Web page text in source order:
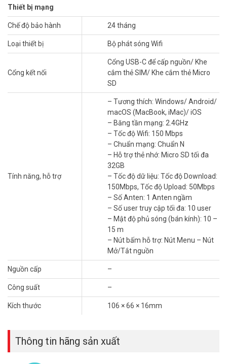
“Sức mạnh” 4G LTE trong lòng bàn tay
Với công nghệ 4G LTE tiên tiến, TP-Link M7350 mang đến tốc độ kết
nối Internet “vượt trội”, cho phép bạn tải xuống, tải lên, xem phim,
chơi game trực tuyến một cách mượt mà, không giật lag.
Thiết bị nhỏ gọn này có thể dễ dàng bỏ túi, giúp bạn kết nối Internet
mọi lúc mọi nơi, dù bạn đang ở quán cà phê, du lịch, hay công tác
Kết nối “dễ dàng”, chia sẻ “mọi lúc”
TP-Link M7350 có cách sử dụng “cực kỳ đơn giản”. Bạn chỉ cần lắp
SIM 4G, bật nguồn là có thể kết nối Internet ngay lập tức.
Thiết bị mạng
Chế độ bảo hành 24 tháng
Loại thiết bị Bộ phát sóng Wifi
Cổng kết nối
Cổng USB-C để cấp nguồn/ Khe
cắm thẻ SIM/ Khe cắm thẻ Micro
SD
Tính năng, hỗ trợ
– Tương thích: Windows/ Android/
macOS (MacBook, iMac)/ iOS
– Băng tần mạng: 2.4GHz
– Tốc độ Wifi: 150 Mbps
– Chuẩn mạng: Chuẩn N
– Hỗ trợ thẻ nhớ: Micro SD tối đa
32GB
– Tốc độ dữ liệu: Tốc độ Download:
150Mbps, Tốc độ Upload: 50Mbps
– Số Anten: 1 Anten ngầm
– Số user truy cập tối đa: 10 user
– Mật độ phủ sóng (bán kính): 10 –
15 m
– Nút bấm hỗ trợ: Nút Menu – Nút
Mở/Tắt nguồn
Nguồn cấp –
Công suất –
Kích thước 106 × 66 × 16mm
Thông tin hãng sản xuất